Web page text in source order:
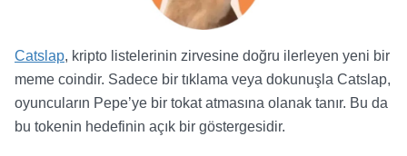
Catslap, kripto listelerinin zirvesine doğru ilerleyen yeni bir
meme coindir. Sadece bir tıklama veya dokunuşla Catslap,
oyuncuların Pepe’ye bir tokat atmasına olanak tanır. Bu da
bu tokenin hedefinin açık bir göstergesidir.